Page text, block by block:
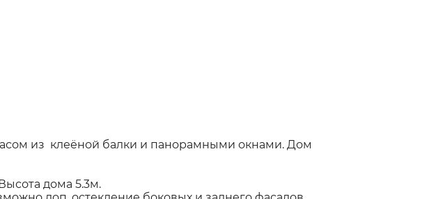
из клеёной балки и панорамными окнами. Дом
дома 5.3м.